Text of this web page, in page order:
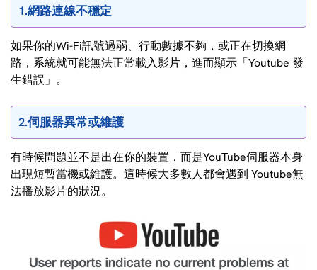
1.網路連線不穩定
如果你的Wi-Fi訊號過弱、行動數據不夠，或正在切換網
路，系統就可能無法正常載入影片，進而顯示「Youtube 發
生錯誤」。
2.伺服器異常或維護
有時候問題並不是出在你的裝置，而是YouTube伺服器本身
出現短暫當機或維護。這時候大多數人都會遇到 Youtube無
法播放影片的狀況。